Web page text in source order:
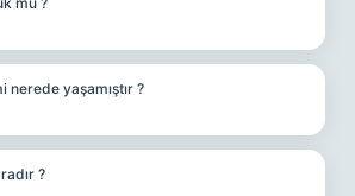
yaşamıştır ?
?